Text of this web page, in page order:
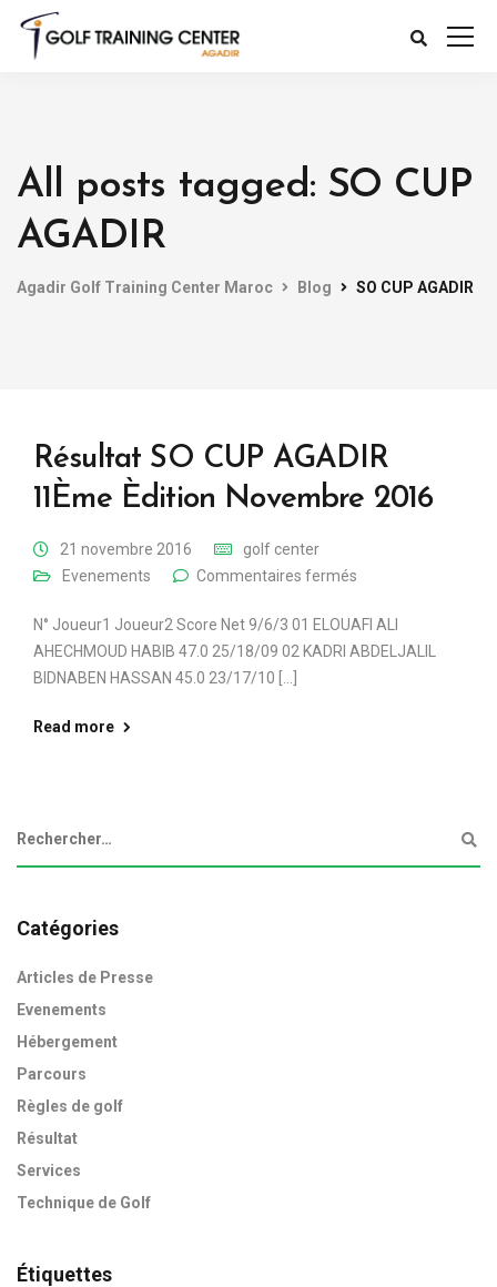
All posts tagged: SO CUP
AGADIR
Agadir Golf Training Center Maroc Blog SO CUP AGADIR
Résultat SO CUP AGADIR
11Ème Èdition Novembre 2016
21 novembre 2016
golf center
Evenements
Commentaires fermés
N° Joueur1 Joueur2 Score Net 9/6/3 01 ELOUAFI ALI
AHECHMOUD HABIB 47.0 25/18/09 02 KADRI ABDELJALIL
BIDNABEN HASSAN 45.0 23/17/10 [...]
Read more
Catégories
Articles de Presse
Evenements
Hébergement
Parcours
Règles de golf
Résultat
Services
Technique de Golf
Étiquettes